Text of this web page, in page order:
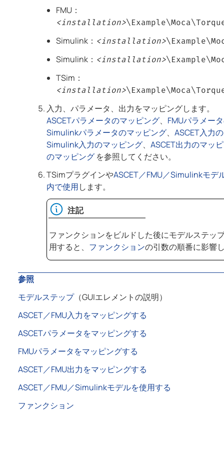
FMU：
<installation>
Simulink： <installation>
Simulink： <installation>
TSim：
<installation>
入力、パラメータ、出力をマッピングします。
ASCETパラメータのマッピング、 FMUパラメー
Simulinkパラメータのマッピング、 ASCET入力
Simulink入力のマッピング、 ASCET出力のマッ
のマッピングを参照してください。
TSimプラグインやASCET／FMU／Simulinkモデ
内で使用します。
注記
ファンクションをビルドした後にモデルステッ
用すると、 ファンクションの引数の順番に影響
参照
モデルステップ（GUIエレメントの説明）
ASCET／FMU入力をマッピングする
ASCETパラメータをマッピングする
FMUパラメータをマッピングする
ASCET／FMU出力をマッピングする
ASCET／FMU／Simulinkモデルを使用する
ファンクション